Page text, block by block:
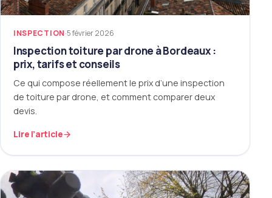
INSPECTION·5 février 2026
Inspection toiture par drone à Bordeaux :
prix, tarifs et conseils
Ce qui compose réellement le prix d’une inspection
de toiture par drone, et comment comparer deux
devis.
Lire l’article